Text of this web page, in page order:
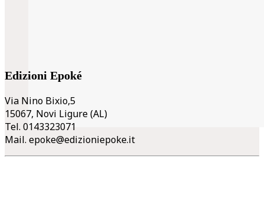
Edizioni Epoké
Via Nino Bixio,5
15067, Novi Ligure (AL)
Tel. 0143323071
Mail. epoke@edizioniepoke.it